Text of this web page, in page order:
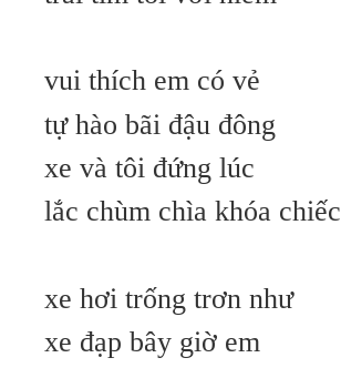
vui thích em có vẻ
tự hào bãi đậu đông
xe và tôi đứng lúc
lắc chùm chìa khóa chiếc
xe hơi trống trơn như
xe đạp bây giờ em